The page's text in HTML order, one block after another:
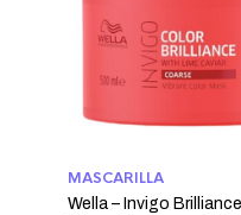
MASCARILLA
Wella – Invigo Brilliance